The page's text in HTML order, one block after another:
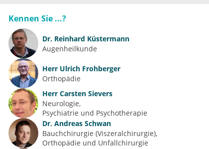
Kennen Sie ...?
Dr. Reinhard Küstermann
Augenheilkunde
Herr Ulrich Frohberger
Orthopädie
Herr Carsten Sievers
Neurologie
Psychiatrie und Psychotherapie
Dr. Andreas Schwan
Bauchchirurgie (Viszeralchirurgie)
Orthopädie und Unfallchirurgie